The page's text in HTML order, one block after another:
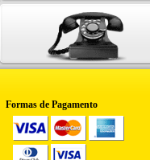
Formas de Pagamento